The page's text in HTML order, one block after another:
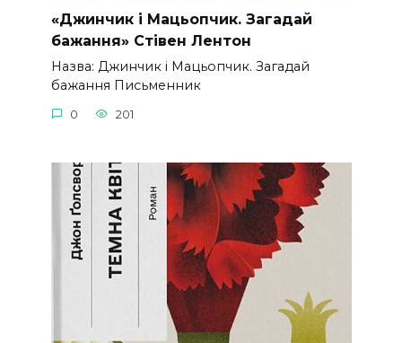
«Джинчик і Мацьопчик. Загадай
бажання» Стівен Лентон
Назва: Джинчик і Мацьопчик. Загадай
бажання Письменник
0 201